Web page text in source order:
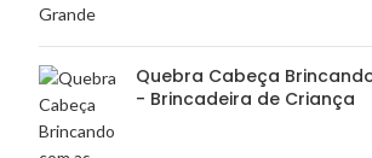
Quebra Cabeça
- Brincadeira de Criança